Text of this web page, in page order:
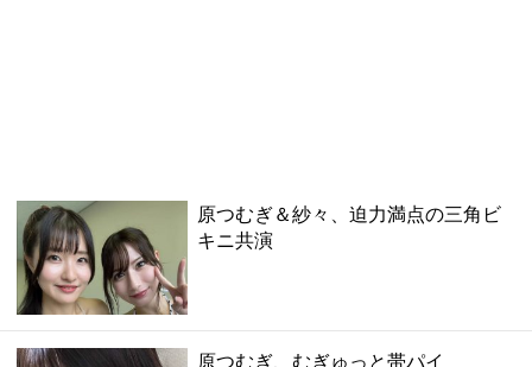
原つむぎ＆紗々、迫力満点の三角ビ
キニ共演
原つむぎ、むぎゅっと帯パイ